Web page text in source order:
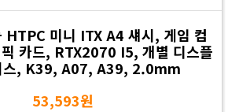
HTPC 미니 ITX A4 섀시, 게임 컴
카드, RTX2070 I5, 개별 디스플
스, K39, A07, A39, 2.0mm
53,593원